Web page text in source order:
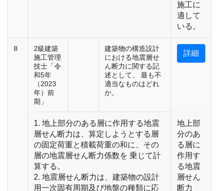
施工に
適して
いる。
8
2級建築
施工管理
技士「令
和5年
（2023
年）前
期」
建築物の構造設計
における地震層せ
ん断力に関する記
述として、 最も不
適当なものはどれ
か。
詳細
1. 地上部分のある層に作用する地震
層せん断力は、算定しようとする層
の固定荷重と積載荷重の和に、その
層の地震層せん断力係数を 乗じて計
算する。
2. 地震層せん断力は、建築物の設計
用一次固有周期及び地盤の種類に応
地上部
分のあ
る層に
作用す
る地震
層せん
断力